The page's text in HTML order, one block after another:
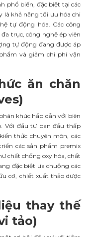
phổ biến, đặc biệt tại các
khả năng tối ưu hóa chi
tự động hóa. Các công
trục, công nghệ ép viên
tự động đang được áp
và giảm chi phí vận
ăn chăn
khúc hấp dẫn với biên
Với đầu tư ban đầu thấp
thức chuyên môn, các
các sản phẩm premix
chất chống oxy hóa, chất
đặc biệt ưa chuộng các
cơ, chiết xuất thảo dược
thay thế
tảo)